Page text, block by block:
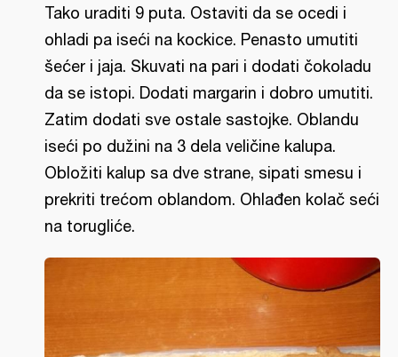
Tako uraditi 9 puta. Ostaviti da se ocedi i
ohladi pa iseći na kockice. Penasto umutiti
šećer i jaja. Skuvati na pari i dodati čokoladu
da se istopi. Dodati margarin i dobro umutiti.
Zatim dodati sve ostale sastojke. Oblandu
iseći po dužini na 3 dela veličine kalupa.
Obložiti kalup sa dve strane, sipati smesu i
prekriti trećom oblandom. Ohlađen kolač seći
na torugliće.